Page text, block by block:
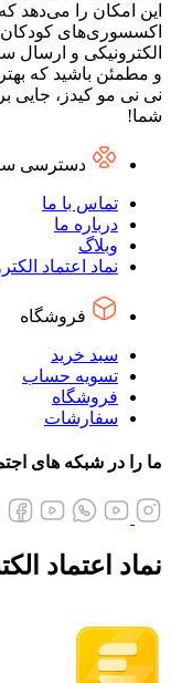
این امکان را می‌دهد
اکسسوری‌های کودکان
الکترونیکی و ارسال
و مطمئن باشید که
نی نی مو کیدز،
شما!
دسترسی
تماس با ما
درباره ما
وبلاگ
نماد اعتماد
فروشگاه
سبد خرید
تسویه حساب
فروشگاه
سفارشات
ما را در شبکه های
نماد اعتماد